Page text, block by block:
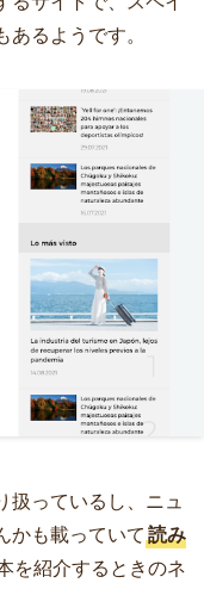
るようです。
扱っているし、ニュ
かも載っていて 読み
を紹介するときのネ